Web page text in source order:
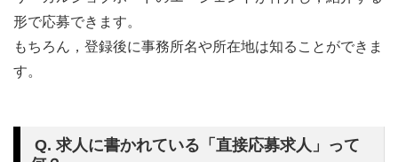
形で応募できます。
もちろん，登録後に事務所名や所在地は知ることができま
す。
Q. 求人に書かれている「直接応募求人」って